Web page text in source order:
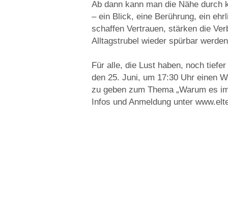
Ab dann kann man die Nähe
– ein Blick, eine Berührung, ein
schaffen Vertrauen, stärken die
Alltagstrubel wieder spürbar
Für alle, die Lust haben, noch
den 25. Juni, um 17:30 Uhr einen
zu geben zum Thema „Warum es
Infos und Anmeldung unter